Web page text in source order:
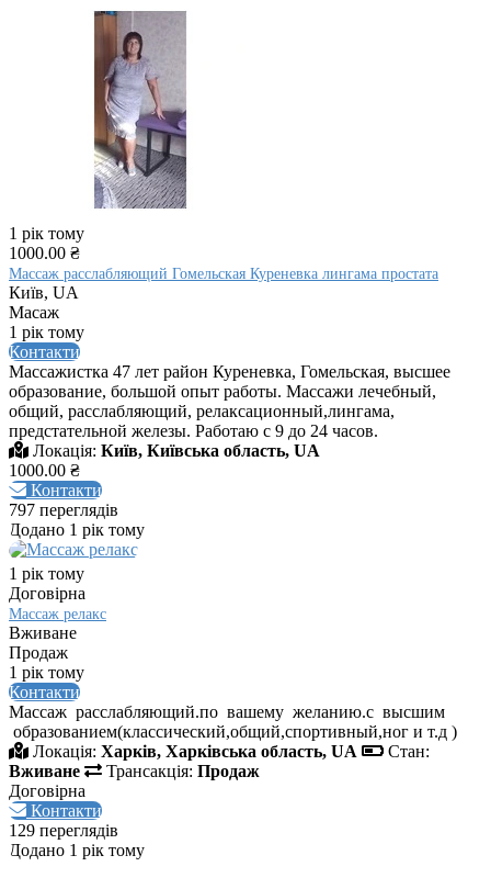
1 рік тому
1000.00 ₴
Массаж расслабляющий Гомельская Куреневка лингама простата
Київ, UA
Масаж
1 рік тому
Контакти
Массажистка 47 лет район Куреневка, Гомельская, высшее
образование, большой опыт работы. Массажи лечебный,
общий, расслабляющий, релаксационный,лингама,
предстательной железы. Работаю с 9 до 24 часов.
Локація: Київ, Київська область, UA
1000.00 ₴
Контакти
797 переглядів
Додано 1 рік тому
1 рік тому
Договірна
Массаж релакс
Вживане
Продаж
1 рік тому
Контакти
Массаж расслабляющий.по вашему желанию.с высшим
образованием(классический,общий,спортивный,ног и т.д )
Локація: Харків, Харківська область, UA
Стан:
Вживане
Трансакція: Продаж
Договірна
Контакти
129 переглядів
Додано 1 рік тому